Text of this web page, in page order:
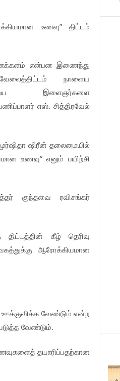
உணவு”
திட்டம்
என்பன இணைந்து
வேலைத்திட்டம்
நாளைய
இளைஞர்களை
எஸ்.சித்திரவேல்
ஷிரீன் தலைமையில்
உணவு” எனும் பயிற்சி
குந்தவை
ரவிசங்கர்
திட்டத்தின் கீழ்
தெரிவு
ஆரோக்கியமான
ஊக்குவிக்க வேண்டும் என்ற
வேண்டும்.
தயாரிப்பதற்கான